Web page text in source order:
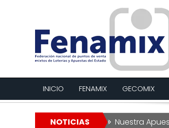
INICIO FENAMIX GECOMIX
NOTICIAS
Lotería de Navidad Nuestra Apuesta